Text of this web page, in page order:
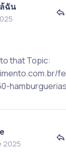
ฉัน
that Topic:
2025